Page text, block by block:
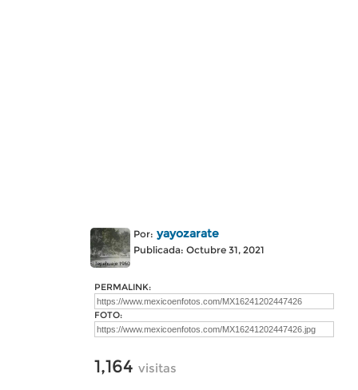
Por: yayozarate
Publicada: Octubre 31, 2021
PERMALINK:
FOTO:
1,164 visitas